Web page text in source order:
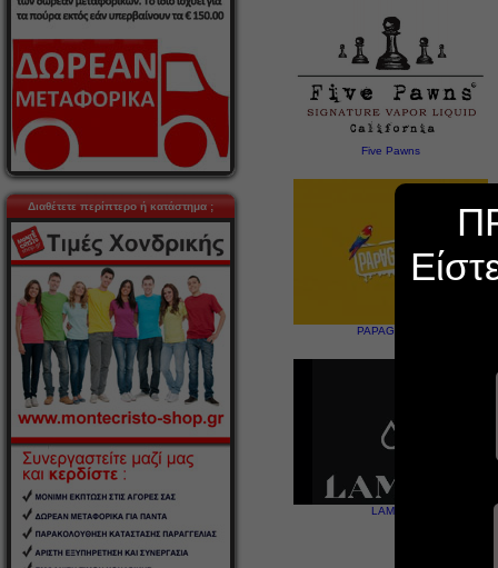
Διαθέτετε περίπτερο ή κατάστημα ;
Five Pawns
PAPAGALOS
LAMDA